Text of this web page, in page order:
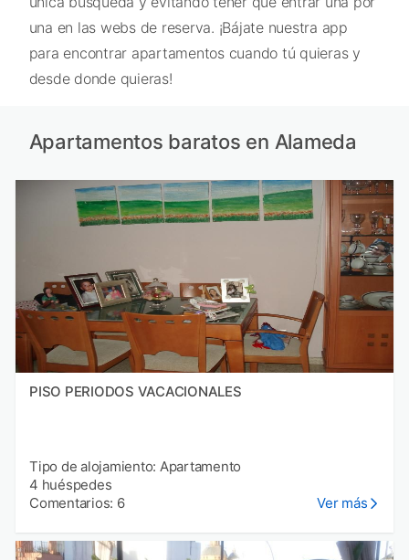
una en las webs de reserva. ¡Bájate nuestra app
para encontrar apartamentos cuando tú quieras y
desde donde quieras!
Apartamentos baratos en Alameda
PISO PERIODOS VACACIONALES
Tipo de alojamiento: Apartamento
4 huéspedes
Comentarios: 6
Ver más